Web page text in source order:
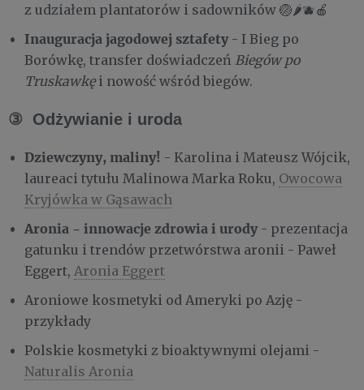
z udziałem plantatorów i sadowników 🏐🌶️🫐🍎
Inauguracja jagodowej sztafety - I Bieg po
Borówkę, transfer doświadczeń Biegów po
Truskawkęi nowość wśród biegów.
③ Odżywianie i uroda
Dziewczyny, maliny! - Karolina i Mateusz Wójcik,
laureaci tytułu Malinowa Marka Roku, Owocowa
Kryjówka w Gąsawach
Aronia - innowacje zdrowia i urody- prezentacja
gatunku i trendów przetwórstwa aronii - Paweł
Eggert, Aronia Eggert
Aroniowe kosmetyki od Ameryki po Azję -
przykłady
Polskie kosmetyki z bioaktywnymi olejami -
Naturalis Aronia